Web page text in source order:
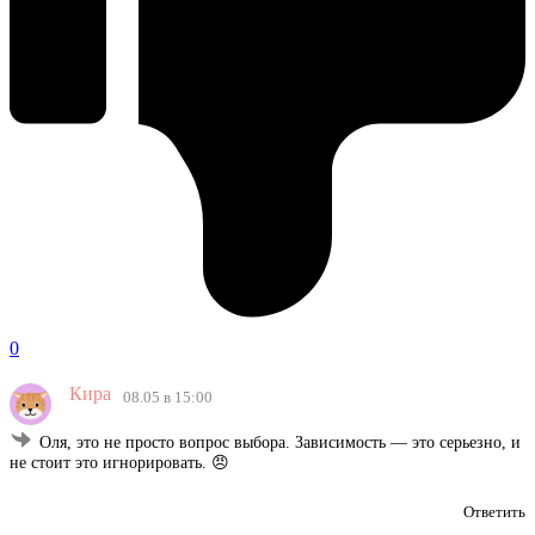
0
Кира 08.05 в 15:00
Оля, это не просто вопрос выбора. Зависимость — это серьезно, и
не стоит это игнорировать. 😠
Ответить